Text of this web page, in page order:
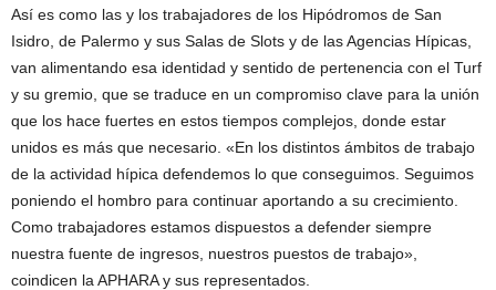
Así es como las y los trabajadores de los Hipódromos de San
Isidro, de Palermo y sus Salas de Slots y de las Agencias Hípicas,
van alimentando esa identidad y sentido de pertenencia con el Turf
y su gremio, que se traduce en un compromiso clave para la unión
que los hace fuertes en estos tiempos complejos, donde estar
unidos es más que necesario. «En los distintos ámbitos de trabajo
de la actividad hípica defendemos lo que conseguimos. Seguimos
poniendo el hombro para continuar aportando a su crecimiento.
Como trabajadores estamos dispuestos a defender siempre
nuestra fuente de ingresos, nuestros puestos de trabajo»,
coindicen la APHARA y sus representados.